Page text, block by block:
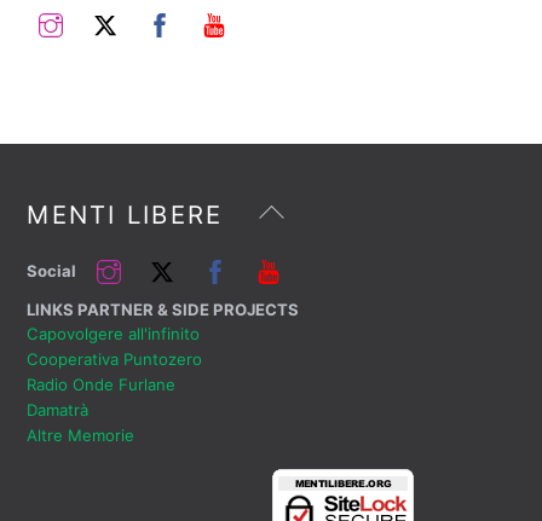
Back
MENTI LIBERE
Social
LINKS PARTNER & SIDE PROJECTS
Capovolgere all'infinito
Cooperativa Puntozero
Radio Onde Furlane
Damatrà
Altre Memorie